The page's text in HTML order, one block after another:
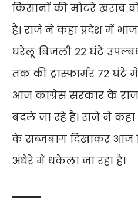
किसानों की मोटरें खराब
है। राजे ने कहा प्रदेश में
घरेलू बिजली 22 घंटे
तक की ट्रांस्फार्मर 72 घंटे
आज कांग्रेस सरकार के
बदले जा रहे है। राजे ने
के सब्जबाग दिखाकर आज
अंधेरे में धकेला जा रहा है।